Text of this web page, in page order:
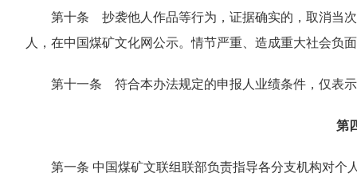
第十条 抄袭他人作品等行为，证据确实的，取消当
人，在中国煤矿文化网公示。情节严重、造成重大社会负
第十一条 符合本办法规定的申报人业绩条件，仅表
第
第一条 中国煤矿文联组联部负责指导各分支机构对个